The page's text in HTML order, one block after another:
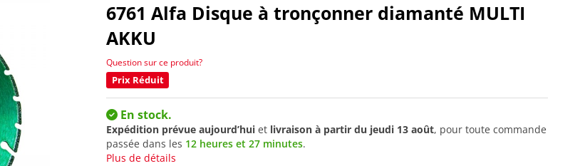
6761 Alfa Disque à tronçonner diamanté MULTI
AKKU
Question sur ce produit?
Prix Réduit
En stock.
Expédition prévue aujourd’hui et livraison à partir du jeudi 13 août, pour toute commande
passée dans les 12 heures et 27 minutes.
Plus de détails